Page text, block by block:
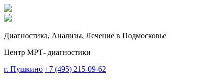
Диагностика, Анализы, Лечение в Подмосковье
Центр МРТ- диагностики
г. Пушкино +7 (495) 215-09-62